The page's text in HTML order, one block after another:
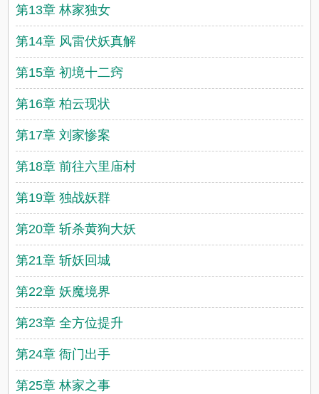
第13章 林家独女
第14章 风雷伏妖真解
第15章 初境十二窍
第16章 柏云现状
第17章 刘家惨案
第18章 前往六里庙村
第19章 独战妖群
第20章 斩杀黄狗大妖
第21章 斩妖回城
第22章 妖魔境界
第23章 全方位提升
第24章 衙门出手
第25章 林家之事